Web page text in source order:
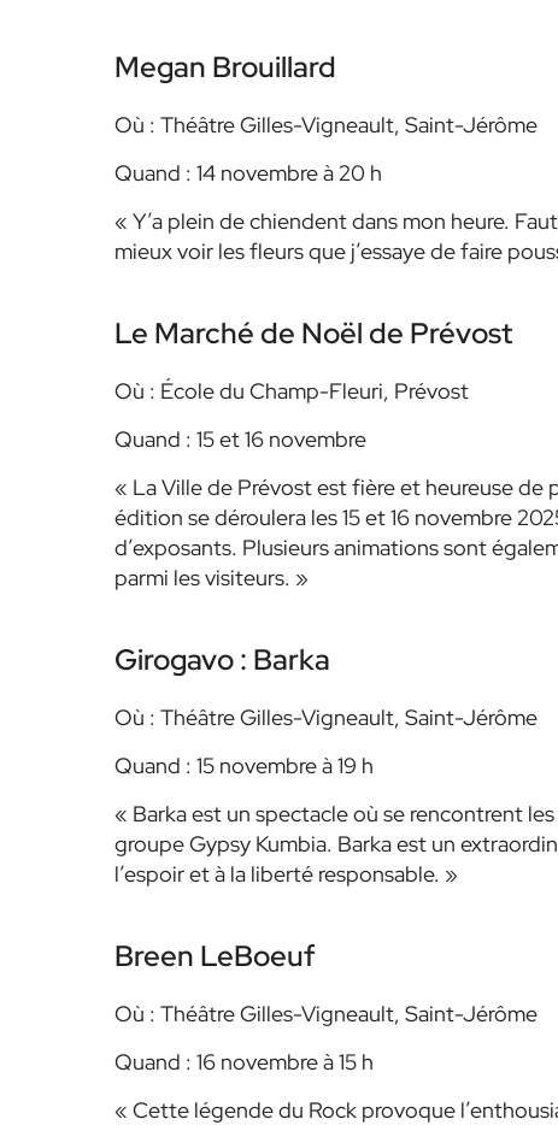
Megan Brouillard
Où : Théâtre Gilles-Vigneault, Saint-Jérôme
Quand : 14 novembre à 20 h
« Y’a plein de chiendent dans mon heure.
mieux voir les fleurs que j’essaye de faire
Le Marché de Noël de Prévost
Où : École du Champ-Fleuri, Prévost
Quand : 15 et 16 novembre
« La Ville de Prévost est fière et heureuse
édition se déroulera les 15 et 16 novembre
d’exposants. Plusieurs animations sont
parmi les visiteurs. »
Girogavo : Barka
Où : Théâtre Gilles-Vigneault, Saint-Jérôme
Quand : 15 novembre à 19 h
« Barka est un spectacle où se rencontrent
groupe Gypsy Kumbia. Barka est un
l’espoir et à la liberté responsable. »
Breen LeBoeuf
Où : Théâtre Gilles-Vigneault, Saint-Jérôme
Quand : 16 novembre à 15 h
« Cette légende du Rock provoque